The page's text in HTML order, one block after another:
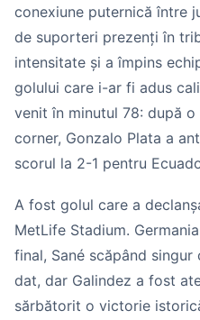
conexiune puternică între
de suporteri prezenți în
intensitate și a împins
golului care i-ar fi adus
venit în minutul 78: după
corner, Gonzalo Plata a
scorul la 2-1 pentru
A fost golul care a
MetLife Stadium.
final, Sané scăpând
dat, dar Galindez a fost
sărbătorit o victorie